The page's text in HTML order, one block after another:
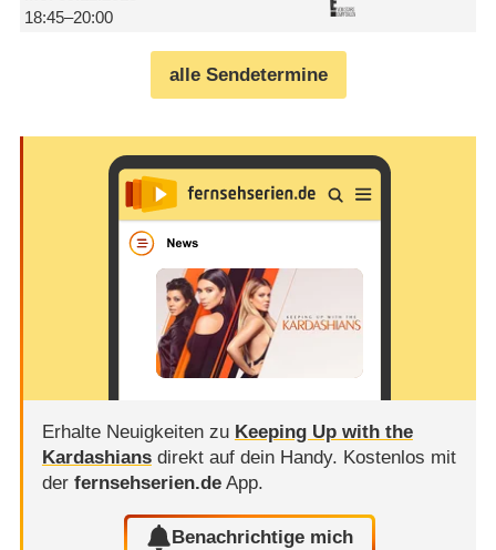
18:45–20:00
alle Sendetermine
Erhalte Neuigkeiten zu Keeping Up with the
Kardashiansdirekt auf dein Handy. Kostenlos mit
der fernsehserien.deApp.
Benachrichtige mich